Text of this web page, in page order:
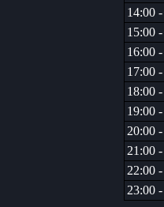
14:00
15:00
16:00
17:00
18:00
19:00
20:00
21:00
22:00
23:00